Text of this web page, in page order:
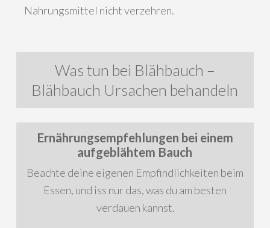
Nahrungsmittel nicht verzehren.
Was tun bei Blähbauch –
Blähbauch Ursachen behandeln
Ernährungsempfehlungen bei einem
aufgeblähtem Bauch
Beachte deine eigenen Empfindlichkeiten beim
Essen, und iss nur das, was du am besten
verdauen kannst.